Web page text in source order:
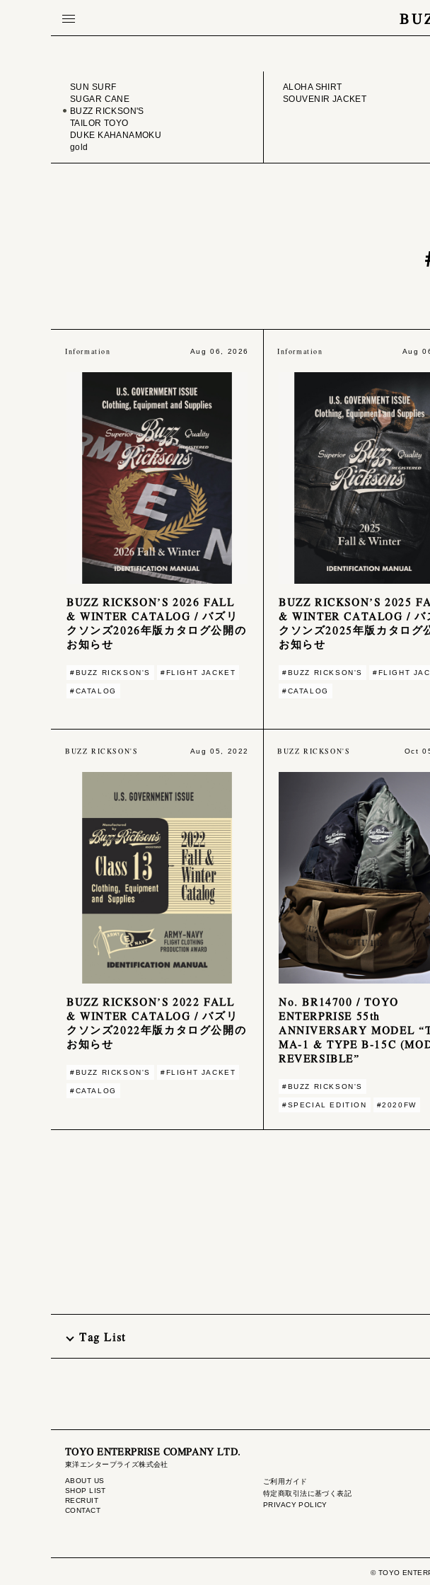
BRAND
SUN SURF
SUGAR CANE
BUZZ RICKSON'S
TAILOR TOYO
DUKE KAHANAMOKU
gold
ALOHA SHIRT
SOUVENIR JACKET
Information Aug 06, 2026
BUZZ RICKSON’S 2026 FALL
& WINTER CATALOG / バズリ
クソンズ2026年版カタログ公開の
お知らせ
#BUZZ RICKSON'S #FLIGHT JACKET
#CATALOG
Information Aug
BUZZ RICKSON’S 2025
& WINTER CATALOG / バ
クソンズ2025年版カタログ
お知らせ
#BUZZ RICKSON'S #FLIGHT
#CATALOG
BUZZ RICKSON'S Aug 05, 2022
BUZZ RICKSON’S 2022 FALL
& WINTER CATALOG / バズリ
クソンズ2022年版カタログ公開の
お知らせ
#BUZZ RICKSON'S #FLIGHT JACKET
#CATALOG
BUZZ RICKSON'S Oct
No. BR14700 / TOYO
ENTERPRISE 55th
ANNIVERSARY MODEL
MA-1 & TYPE B-15C
REVERSIBLE”
#BUZZ RICKSON'S
#SPECIAL EDITION #2020FW
Tag List
TOYO ENTERPRISE COMPANY LTD.
東洋エンタープライズ株式会社
ABOUT US
SHOP LIST
RECRUIT
CONTACT
ご利用ガイド
特定商取引法に基づく表記
PRIVACY POLICY
© TOYO